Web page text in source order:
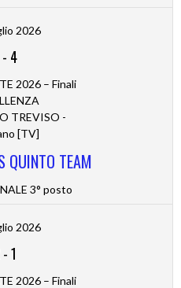
2026
- 4
2026 – Finali
TREVISO -
[TV]
QUINTO TEAM
3° posto
2026
-1
2026 – Finali